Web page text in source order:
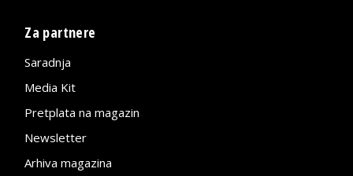
Za partnere
Saradnja
Media Kit
Pretplata na magazin
Newsletter
Arhiva magazina